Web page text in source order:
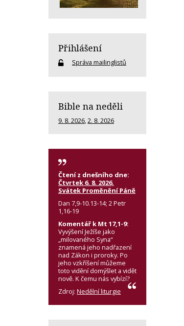
Přihlášení
Správa mailinglistů
Bible na neděli
9. 8. 2026 2. 8. 2026
Čtení z dnešního dne:
Čtvrtek 6. 8. 2026,
Svátek Proměnění Páně
Dan 7,9-10.13-14; 2 Petr
1,16-19
Komentář k Mt 17,1-9:
Vyvýšení Ježíše jako
„milovaného Syna“
znamená jeho nadřazení
nad Zákon i proroky. Po
jeho vzkříšení můžeme
toto vidění domýšlet a vidět
nově. K čemu nás vybízí?
Zdroj: Nedělní liturgie